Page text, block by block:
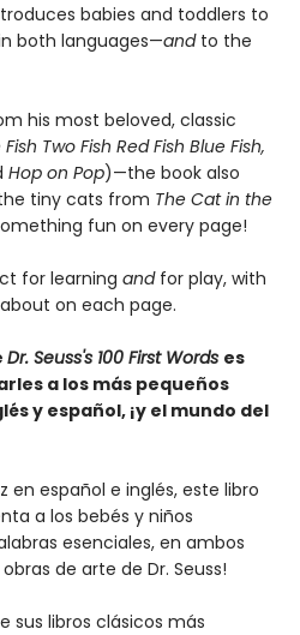
babies and toddlers to
both languages—andto the
his most beloved, classic
Two Fish Red Fish Blue Fish,
Hop on Pop)—the book also
tiny cats from The Cat in the
fun on every page!
for learning andfor play, with
on each page.
Dr. Seuss's 100 First Words es
a los más pequeños
y español, ¡y el mundo del
en español e inglés, este libro
a los bebés y niños
esenciales, en ambos
de arte de Dr. Seuss!
sus libros clásicos más